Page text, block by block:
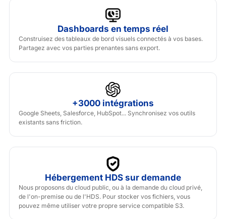
Dashboards en temps réel
Construisez des tableaux de bord visuels connectés à vos bases.
Partagez avec vos parties prenantes sans export.
+3000 intégrations
Google Sheets, Salesforce, HubSpot... Synchronisez vos outils
existants sans friction.
Hébergement HDS sur demande
Nous proposons du cloud public, ou à la demande du cloud privé,
de l'on-premise ou de l'HDS. Pour stocker vos fichiers, vous
pouvez même utiliser votre propre service compatible S3.